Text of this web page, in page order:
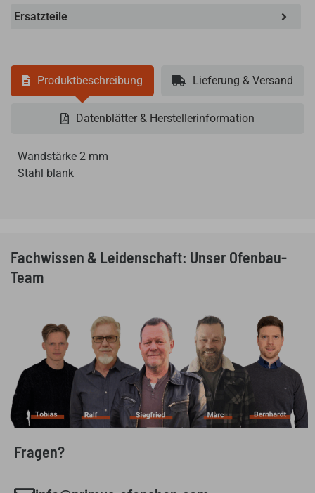
Ersatzteile
Produktbeschreibung Lieferung & Versand
Datenblätter & Herstellerinformation
Wandstärke 2 mm
Stahl blank
Fachwissen & Leidenschaft: Unser Ofenbau-
Team
Fragen?